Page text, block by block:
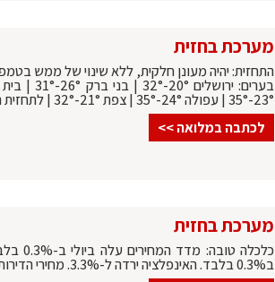
מערכת בחזית
התחזית: יהיה מעונן חלקית, ללא שינוי של ממש
23°-35° | עפולה 24°-35° | צפת 21°-32° | לתחזית המלאה
לכתבה במלואה >>
מערכת בחזית
ב0.3% בלבד. האינפלציה ירדה ל-3.3%. מחירי הדירות ירדו ב-0.2% | לידיעה המלאה >>